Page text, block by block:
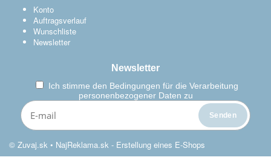
Konto
Auftragsverlauf
Wunschliste
Newsletter
Newsletter
Ich stimme den Bedingungen für die Verarbeitung
personenbezogener Daten zu
© Zuvaj.sk • NajReklama.sk - Erstellung eines E-Shops